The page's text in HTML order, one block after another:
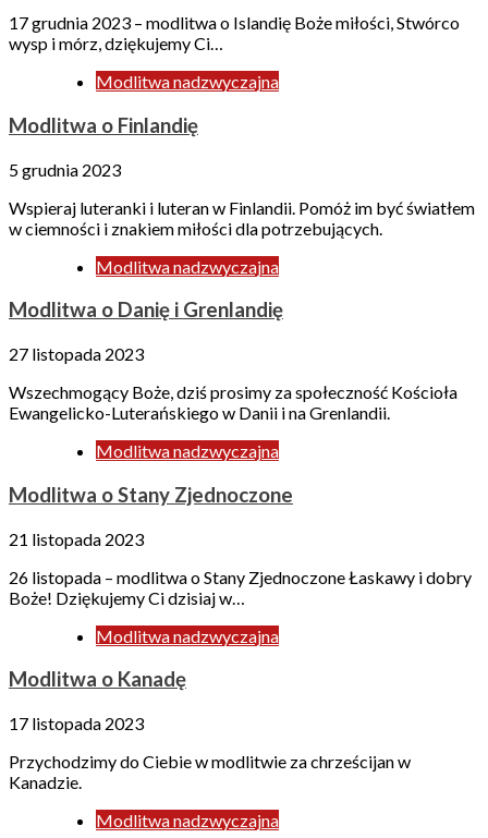
17 grudnia 2023 – modlitwa o Islandię Boże miłości, Stwórco
wysp i mórz, dziękujemy Ci…
Modlitwa nadzwyczajna
Modlitwa o Finlandię
5 grudnia 2023
Wspieraj luteranki i luteran w Finlandii. Pomóż im być światłem
w ciemności i znakiem miłości dla potrzebujących.
Modlitwa nadzwyczajna
Modlitwa o Danię i Grenlandię
27 listopada 2023
Wszechmogący Boże, dziś prosimy za społeczność Kościoła
Ewangelicko-Luterańskiego w Danii i na Grenlandii.
Modlitwa nadzwyczajna
Modlitwa o Stany Zjednoczone
21 listopada 2023
26 listopada – modlitwa o Stany Zjednoczone Łaskawy i dobry
Boże! Dziękujemy Ci dzisiaj w…
Modlitwa nadzwyczajna
Modlitwa o Kanadę
17 listopada 2023
Przychodzimy do Ciebie w modlitwie za chrześcijan w
Kanadzie.
Modlitwa nadzwyczajna